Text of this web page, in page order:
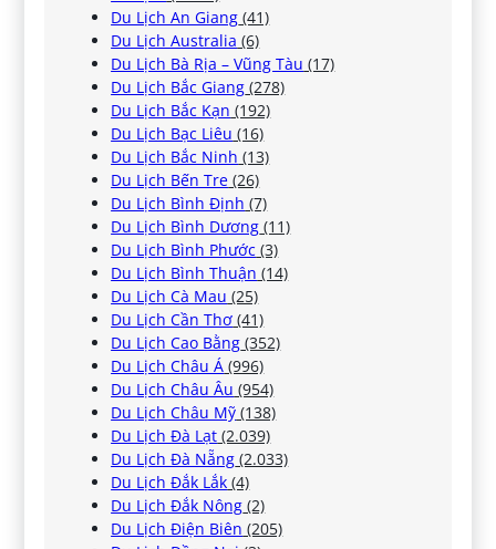
Du Lịch An Giang (41)
Du Lịch Australia (6)
Du Lịch Bà Rịa – Vũng Tàu (17)
Du Lịch Bắc Giang (278)
Du Lịch Bắc Kạn (192)
Du Lịch Bạc Liêu (16)
Du Lịch Bắc Ninh (13)
Du Lịch Bến Tre (26)
Du Lịch Bình Định (7)
Du Lịch Bình Dương (11)
Du Lịch Bình Phước (3)
Du Lịch Bình Thuận (14)
Du Lịch Cà Mau (25)
Du Lịch Cần Thơ (41)
Du Lịch Cao Bằng (352)
Du Lịch Châu Á (996)
Du Lịch Châu Âu (954)
Du Lịch Châu Mỹ (138)
Du Lịch Đà Lạt (2.039)
Du Lịch Đà Nẵng (2.033)
Du Lịch Đắk Lắk (4)
Du Lịch Đắk Nông (2)
Du Lịch Điện Biên (205)